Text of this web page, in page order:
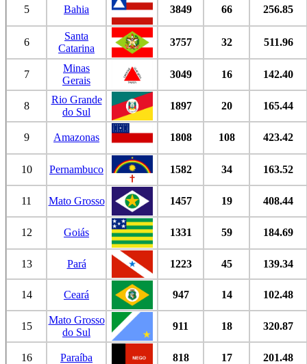
5 Bahia 3849 66 256.85
6
Santa
Catarina
3757 32 511.96
7
Minas
Gerais
3049 16 142.40
8
Rio Grande
do Sul
1897 20 165.44
9 Amazonas 1808 108 423.42
10 Pernambuco 1582 34 163.52
11 Mato Grosso 1457 19 408.44
12 Goiás 1331 59 184.69
13 Pará 1223 45 139.34
14 Ceará 947 14 102.48
15
Mato Grosso
do Sul
911 18 320.87
16 Paraíba 818 17 201.48